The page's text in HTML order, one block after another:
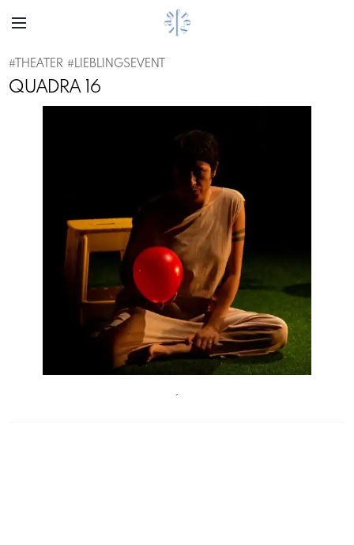
# THEATER #LIEBLINGSEVENT
QUADRA 16
Previous
´